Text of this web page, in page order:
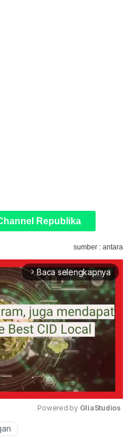
Republika
sumber : antara
arrow_forward_ios Baca selengkapnya
Powered by GliaStudios